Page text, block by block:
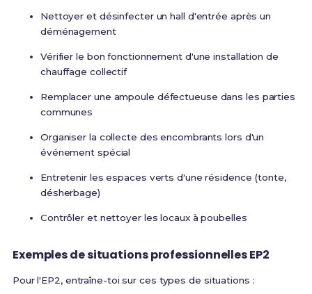
Nettoyer et désinfecter un hall d'entrée après un
déménagement
Vérifier le bon fonctionnement d'une installation de
chauffage collectif
Remplacer une ampoule défectueuse dans les parties
communes
Organiser la collecte des encombrants lors d'un
événement spécial
Entretenir les espaces verts d'une résidence (tonte,
désherbage)
Contrôler et nettoyer les locaux à poubelles
Exemples de situations professionnelles EP2
Pour l'EP2, entraîne-toi sur ces types de situations :